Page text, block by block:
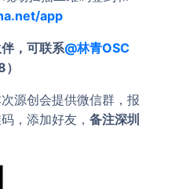
app
，可联系@林青OSC
源创会提供微信群，报
，添加好友， 备注深圳